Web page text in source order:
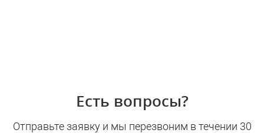
Есть вопросы?
Отправьте заявку и мы перезвоним в течении 30